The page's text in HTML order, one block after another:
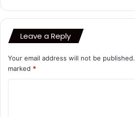
Leave a Reply
Your email address will not be published.
marked *